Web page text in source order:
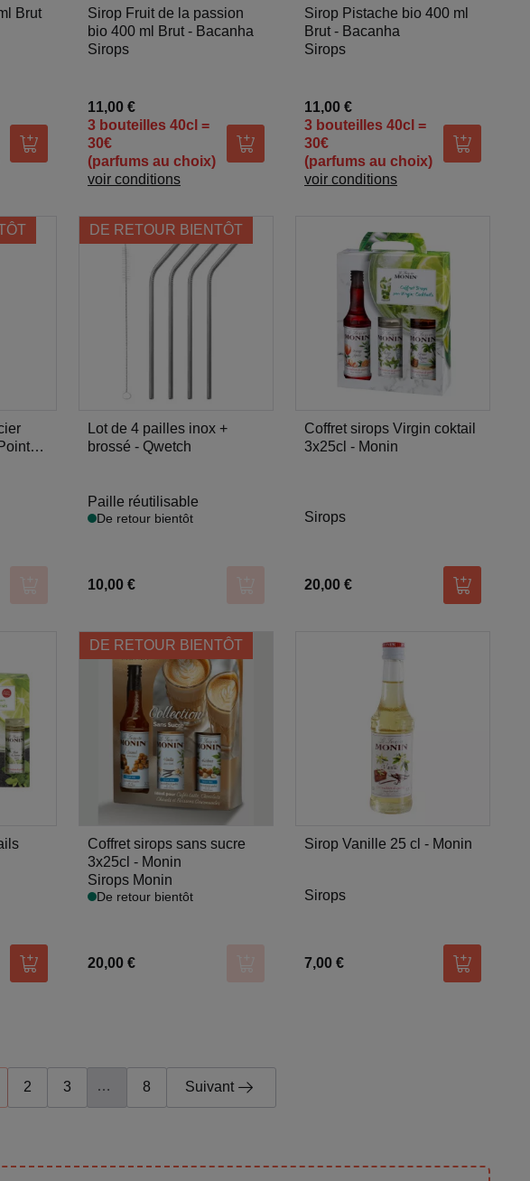
Brut
Ajouter au panier
Sirop Fruit de la passion
bio 400 ml Brut - Bacanha
Sirops
11,00 €
3 bouteilles 40cl =
30€
(parfums au choix)
voir conditions
Ajouter au panier
Sirop Pistache bio 400 ml
Brut - Bacanha
Sirops
11,00 €
3 bouteilles 40cl =
30€
(parfums au choix)
voir conditions
Ajouter
Ajouter au panier
DE RETOUR BIENTÔT
Lot de 4 pailles inox +
brossé - Qwetch
Paille réutilisable
De retour bientôt
10,00 € Ajouter au panier
Coffret sirops Virgin coktail
3x25cl - Monin
Sirops
20,00 € Ajouter
Ajouter au panier
DE RETOUR BIENTÔT
Coffret sirops sans sucre
3x25cl - Monin
Sirops Monin
De retour bientôt
20,00 € Ajouter au panier
Sirop Vanille 25 cl - Monin
Sirops
7,00 € Ajouter
2 3 … 8 Suivant